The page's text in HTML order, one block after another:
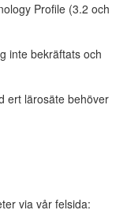
Profile (3.2 och
inte bekräftats och
ert lärosäte behöver